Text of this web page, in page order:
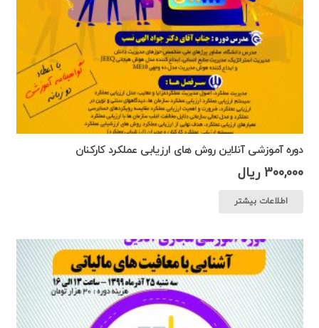
دوره آموزشی آنلاین روش های ارزیابی عملکرد کارکنان
300,000 ریال
اطلاعات بیشتر